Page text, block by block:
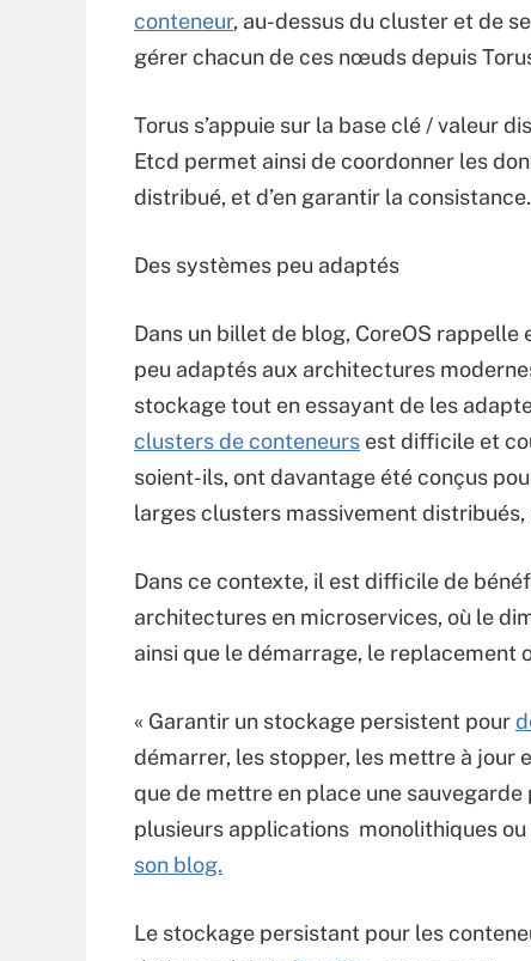
conteneur, au-dessus du cluster et de
gérer chacun de ces nœuds depuis
Torus s’appuie sur la base clé / valeur
Etcd permet ainsi de coordonner les
distribué, et d’en garantir la consistance.
Des systèmes peu adaptés
Dans un billet de blog, CoreOS
peu adaptés aux architectures
stockage tout en essayant de les
clusters de conteneurs est difficile et
soient-ils, ont davantage été conçus
larges clusters massivement
Dans ce contexte, il est difficile de
architectures en microservices, où le
ainsi que le démarrage, le replacement
« Garantir un stockage persistent pour
démarrer, les stopper, les mettre à jour
que de mettre en place une sauvegarde
plusieurs applications monolithiques
son blog.
Le stockage persistant pour les